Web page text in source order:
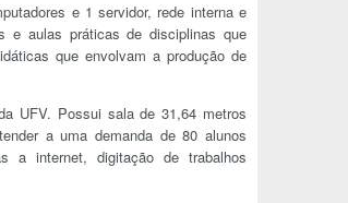
e 1 servidor, rede interna e
e aulas práticas de disciplinas que
que envolvam a produção de
UFV. Possui sala de 31,64 metros
a uma demanda de 80 alunos
a internet, digitação de trabalhos